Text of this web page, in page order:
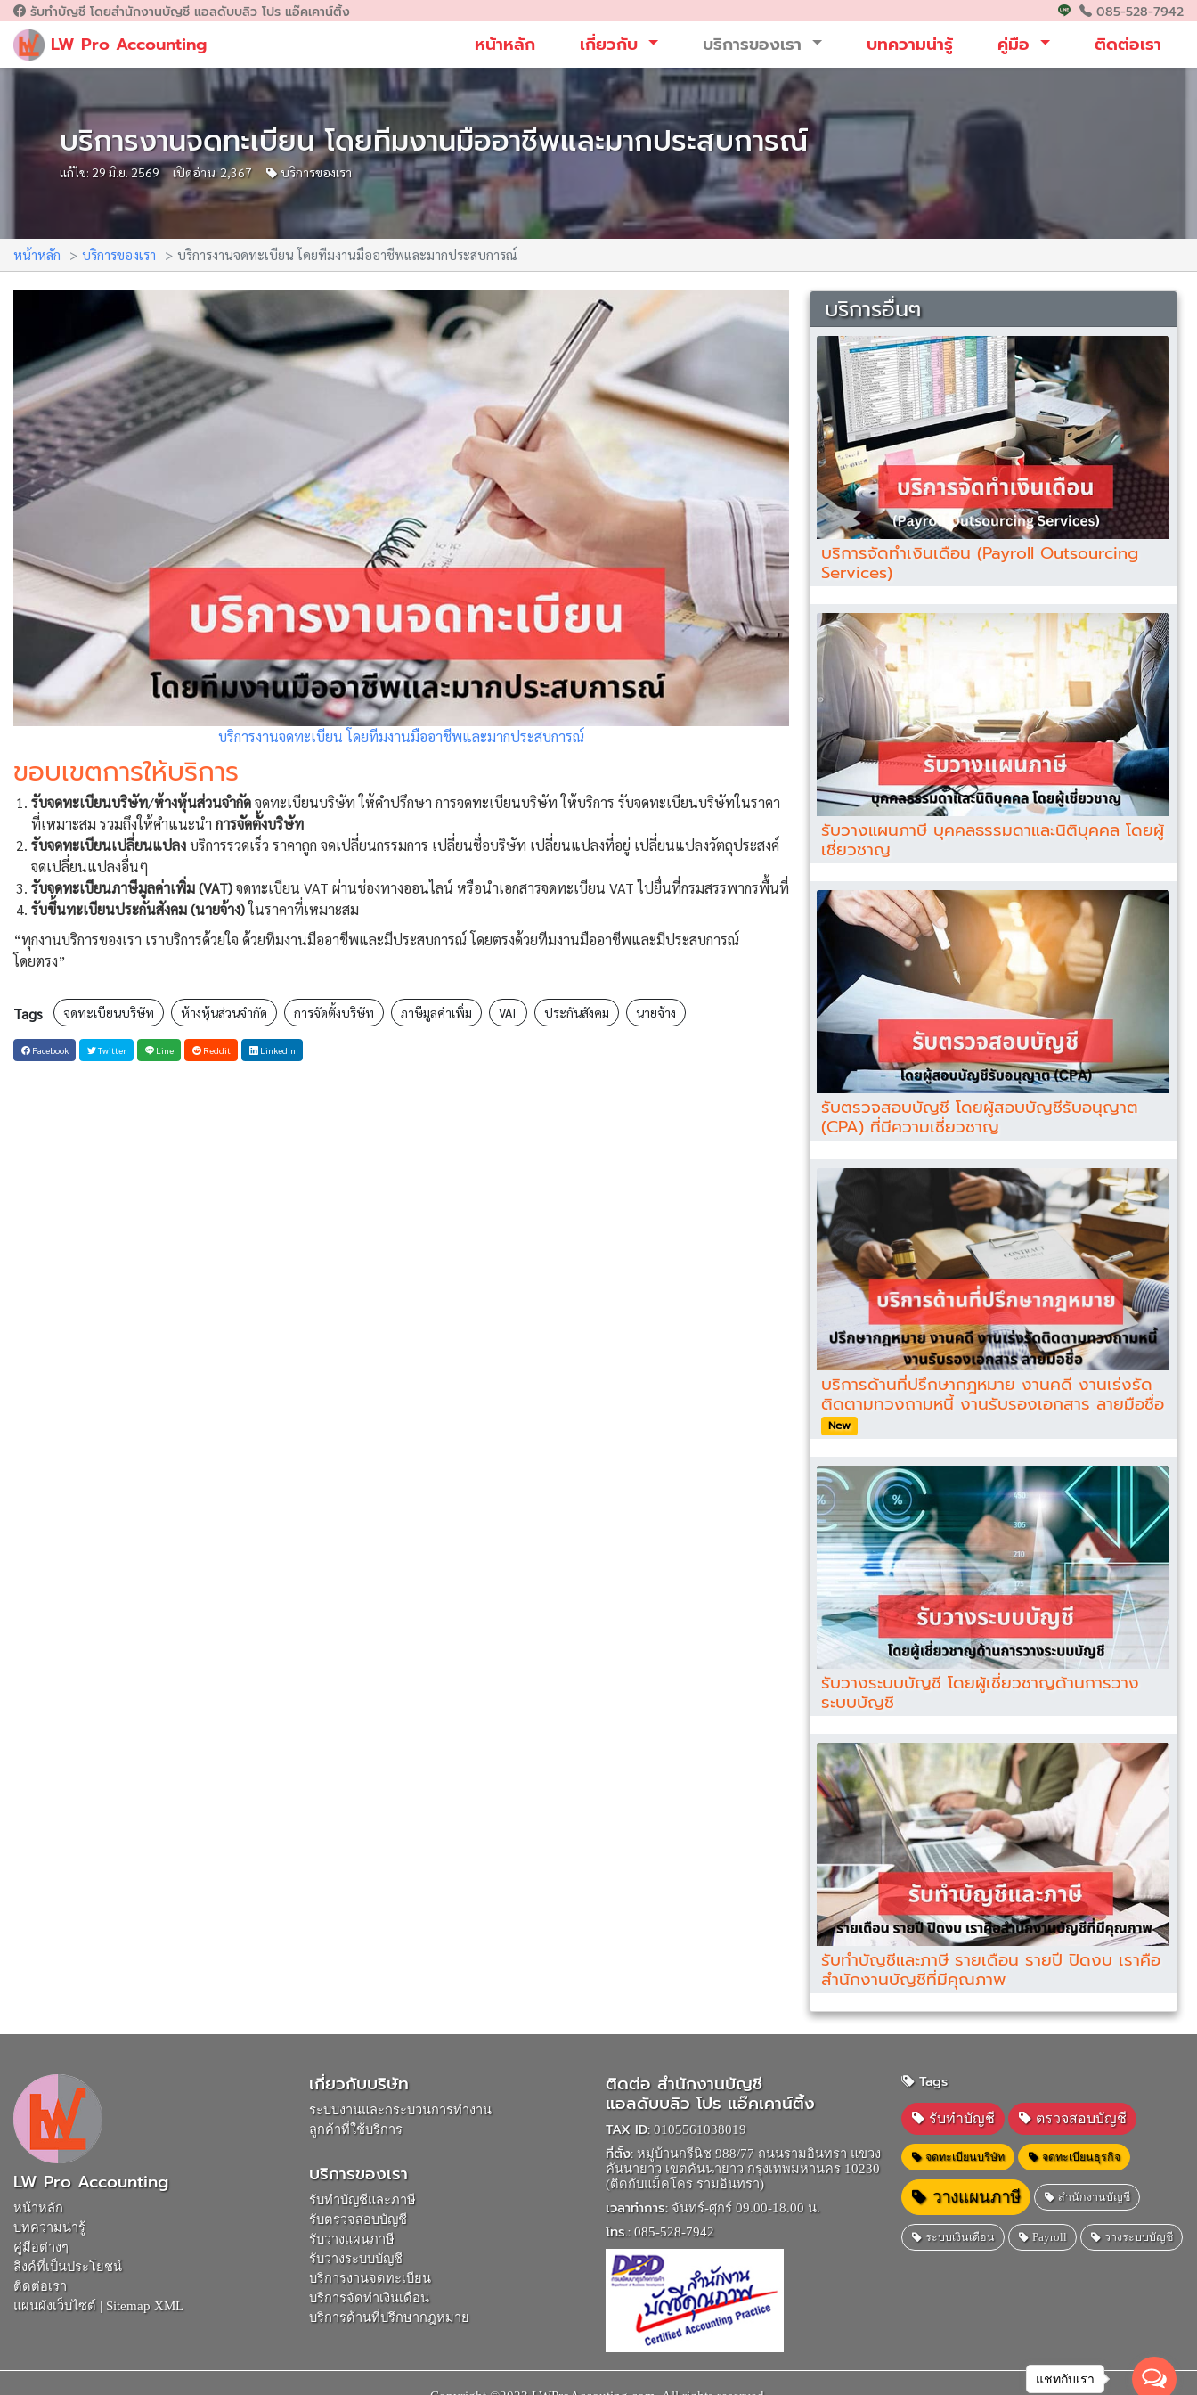
รับทำบัญชี โดยสำนักงานบัญชี แอลดับบลิว โปร แอ๊คเคาน์ติ้ง 085-528-7942
LW Pro Accounting หน้าหลัก เกี่ยวกับ บริการของเรา บทความน่ารู้ คู่มือ ติดต่อเรา
บริการงานจดทะเบียน โดยทีมงานมืออาชีพและมากประสบการณ์
แก้ไข: 29 มิ.ย. 2569เปิดอ่าน: 2,367 บริการของเรา
หน้าหลัก บริการของเรา บริการงานจดทะเบียน โดยทีมงานมืออาชีพและมากประสบการณ์
บริการงานจดทะเบียน โดยทีมงานมืออาชีพและมากประสบการณ์
ขอบเขตการให้บริการ
รับจดทะเบียนบริษัท/ห้างหุ้นส่วนจำกัดจดทะเบียนบริษัท ให้คำปรึกษา การจดทะเบียนบริษัท ให้บริการ รับจดทะเบียนบริษัทในราคา
ที่เหมาะสม รวมถึงให้คำแนะนำ การจัดตั้งบริษัท
รับจดทะเบียนเปลี่ยนแปลงบริการรวดเร็ว ราคาถูก จดเปลี่ยนกรรมการ เปลี่ยนชื่อบริษัท เปลี่ยนแปลงที่อยู่ เปลี่ยนแปลงวัตถุประสงค์
จดเปลี่ยนแปลงอื่นๆ
รับจดทะเบียนภาษีมูลค่าเพิ่ม (VAT)จดทะเบียน VAT ผ่านช่องทางออนไลน์ หรือนำเอกสารจดทะเบียน VAT ไปยื่นที่กรมสรรพากรพื้นที่
รับขึ้นทะเบียนประกันสังคม (นายจ้าง)ในราคาที่เหมาะสม
“ทุกงานบริการของเรา เราบริการด้วยใจ ด้วยทีมงานมืออาชีพและมีประสบการณ์ โดยตรงด้วยทีมงานมืออาชีพและมีประสบการณ์
โดยตรง”
Tags จดทะเบียนบริษัท ห้างหุ้นส่วนจำกัด การจัดตั้งบริษัท ภาษีมูลค่าเพิ่ม VAT ประกันสังคม นายจ้าง
Facebook Twitter Line Reddit LinkedIn
บริการอื่นๆ
บริการจัดทำเงินเดือน (Payroll Outsourcing
Services)
รับวางแผนภาษี บุคคลธรรมดาและนิติบุคคล โดยผู้
เชี่ยวชาญ
รับตรวจสอบบัญชี โดยผู้สอบบัญชีรับอนุญาต
(CPA) ที่มีความเชี่ยวชาญ
บริการด้านที่ปรึกษากฎหมาย งานคดี งานเร่งรัด
ติดตามทวงถามหนี้ งานรับรองเอกสาร ลายมือชื่อ
New
รับวางระบบบัญชี โดยผู้เชี่ยวชาญด้านการวาง
ระบบบัญชี
รับทำบัญชีและภาษี รายเดือน รายปี ปิดงบ เราคือ
สำนักงานบัญชีที่มีคุณภาพ
LW Pro Accounting
หน้าหลัก
บทความน่ารู้
คู่มือต่างๆ
ลิงค์ที่เป็นประโยชน์
ติดต่อเรา
แผนผังเว็บไซต์ | Sitemap XML
เกี่ยวกับบริษัท
ระบบงานและกระบวนการทำงาน
ลูกค้าที่ใช้บริการ
บริการของเรา
รับทำบัญชีและภาษี
รับตรวจสอบบัญชี
รับวางแผนภาษี
รับวางระบบบัญชี
บริการงานจดทะเบียน
บริการจัดทำเงินเดือน
บริการด้านที่ปรึกษากฎหมาย
ติดต่อ สำนักงานบัญชี
แอลดับบลิว โปร แอ๊คเคาน์ติ้ง
TAX ID:0105561038019
ที่ตั้ง:หมู่บ้านกรีนิช 988/77 ถนนรามอินทรา แขวง
คันนายาว เขตคันนายาว กรุงเทพมหานคร 10230
(ติดกับแม็คโคร รามอินทรา)
เวลาทำการ:จันทร์-ศุกร์ 09.00-18.00 น.
โทร.: 085-528-7942
Tags
รับทำบัญชี ตรวจสอบบัญชี
จดทะเบียนบริษัท จดทะเบียนธุรกิจ
วางแผนภาษี สำนักงานบัญชี
ระบบเงินเดือน Payroll วางระบบบัญชี
แชทกับเรา